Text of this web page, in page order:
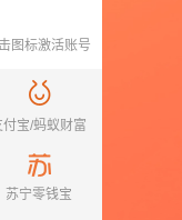
图标激活账号
付宝/蚂蚁财富
苏宁零钱宝